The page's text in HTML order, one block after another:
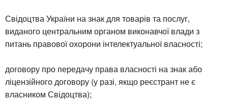
Свідоцтва України на знак для товарів та послуг,
виданого центральним органом виконавчої влади з
питань правової охорони інтелектуальної власності;
договору про передачу права власності на знак або
ліцензійного договору (у разі, якщо реєстрант не є
власником Свідоцтва);